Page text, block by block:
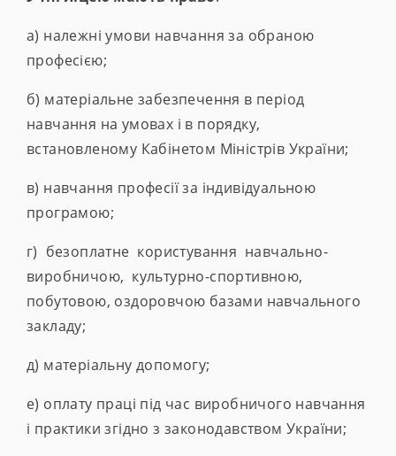
а) належні умови навчання за обраною
професією;
б) матеріальне забезпечення в період
навчання на умовах і в порядку,
встановленому Кабінетом Міністрів України;
в) навчання професії за індивідуальною
програмою;
г) безоплатне користування навчально-
виробничою, культурно-спортивною,
побутовою, оздоровчою базами навчального
закладу;
д) матеріальну допомогу;
е) оплату праці під час виробничого навчання
і практики згідно з законодавством України;